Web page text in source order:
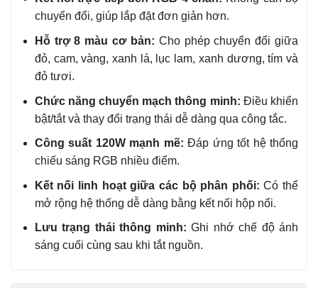
chuyển đổi, giúp lắp đặt đơn giản hơn.
Hỗ trợ 8 màu cơ bản: Cho phép chuyển đổi giữa
đỏ, cam, vàng, xanh lá, lục lam, xanh dương, tím và
đỏ tươi.
Chức năng chuyển mạch thông minh: Điều khiển
bật/tắt và thay đổi trạng thái dễ dàng qua công tắc.
Công suất 120W mạnh mẽ: Đáp ứng tốt hệ thống
chiếu sáng RGB nhiều điểm.
Kết nối linh hoạt giữa các bộ phân phối: Có thể
mở rộng hệ thống dễ dàng bằng kết nối hộp nối.
Lưu trạng thái thông minh: Ghi nhớ chế độ ánh
sáng cuối cùng sau khi tắt nguồn.